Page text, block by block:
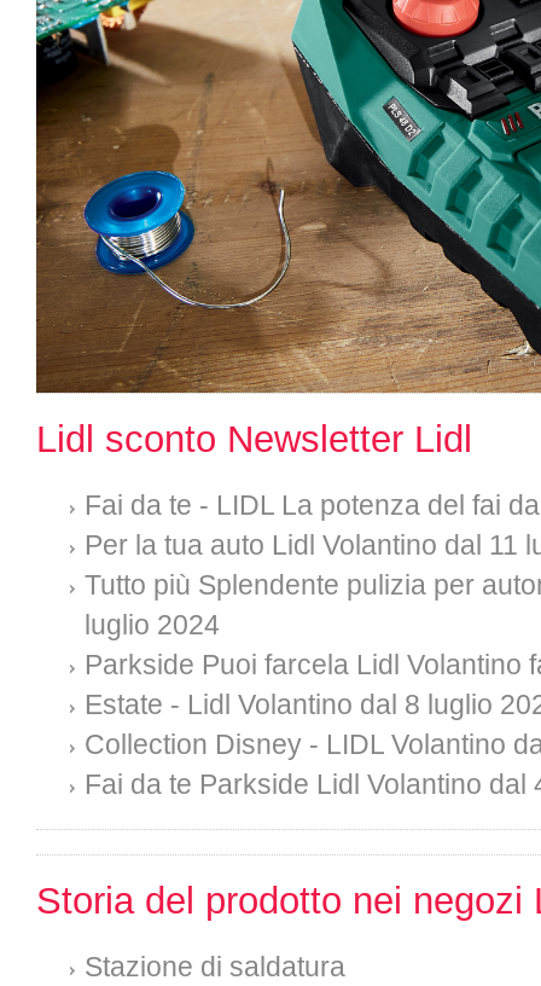
Lidl sconto Newsletter Lidl
Fai da te - LIDL La potenza del fai
Per la tua auto Lidl Volantino dal 11
Tutto più Splendente pulizia per
luglio 2024
Parkside Puoi farcela Lidl Volantino
Estate - Lidl Volantino dal 8 luglio
Collection Disney - LIDL Volantino
Fai da te Parkside Lidl Volantino dal
Storia del prodotto nei negozi
Stazione di saldatura